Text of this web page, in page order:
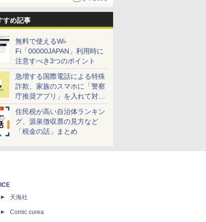
すめ記事
無料で使えるWi-
Fi「00000JAPAN」利用時に
注意すべき3つのポイント
急増する国際電話による特殊
詐欺、家族のスマホに「警察
庁推奨アプリ」を入れて対策
しよう！
住民税が高い自治体ランキン
グ、源泉徴収票の見方など
「税金の話」まとめ
ICE
天海社
Comic curea